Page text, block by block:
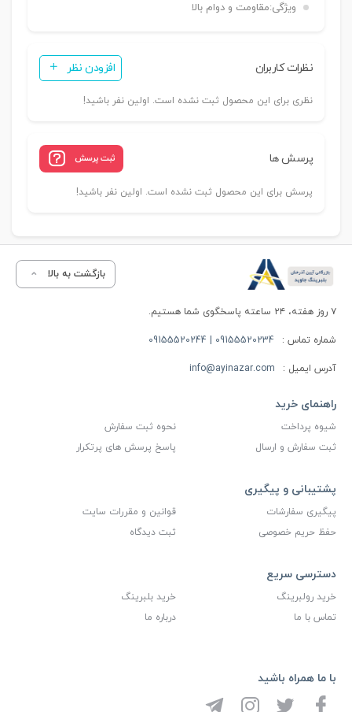
ویژگی:مقاومت و دوام بالا
نظرات کاربران افزودن نظر
نظری برای این محصول ثبت نشده است. اولین نفر باشید!
پرسش ها ثبت پرسش
پرسش برای این محصول ثبت نشده است. اولین نفر باشید!
بازگشت به بالا
۷ روز هفته، ۲۴ ساعته پاسخگوی شما هستیم.
شماره تماس : 09155520234 | 09155520244
آدرس ایمیل : info@ayinazar.com
راهنمای خرید
شیوه پرداخت
نحوه ثبت سفارش
ثبت سفارش و ارسال
پاسخ پرسش های پرتکرار
پشتیبانی و پیگیری
پیگیری سفارشات
قوانین و مقررات سایت
حفظ حریم خصوصی
ثبت دیدگاه
دسترسی سریع
خرید رولبرینگ
خرید بلبرینگ
تماس با ما
درباره ما
با ما همراه باشید